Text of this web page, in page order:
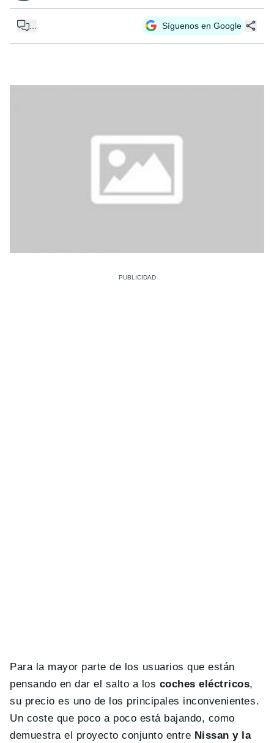
Síguenos en Google
Para la mayor parte de los usuarios que están
pensando en dar el salto a los coches eléctricos,
su precio es uno de los principales inconvenientes.
Un coste que poco a poco está bajando, como
demuestra el proyecto conjunto entre Nissan y la